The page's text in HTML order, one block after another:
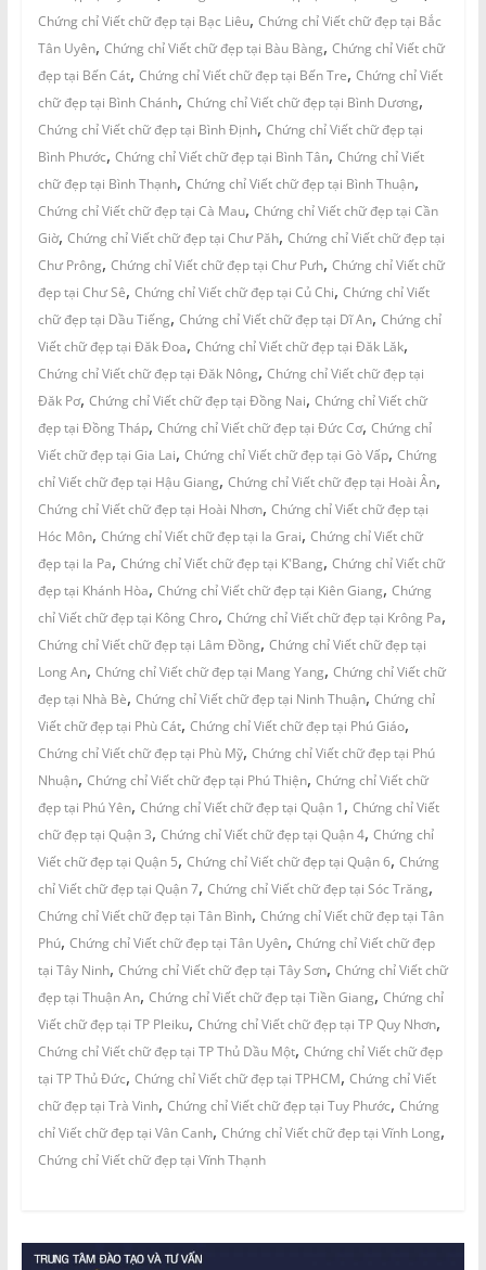
Chứng chỉ Viết chữ đẹp tại Bạc Liêu, Chứng chỉ Viết chữ đẹp tại Bắc
Tân Uyên, Chứng chỉ Viết chữ đẹp tại Bàu Bàng, Chứng chỉ Viết chữ
đẹp tại Bến Cát, Chứng chỉ Viết chữ đẹp tại Bến Tre, Chứng chỉ Viết
chữ đẹp tại Bình Chánh, Chứng chỉ Viết chữ đẹp tại Bình Dương,
Chứng chỉ Viết chữ đẹp tại Bình Định, Chứng chỉ Viết chữ đẹp tại
Bình Phước, Chứng chỉ Viết chữ đẹp tại Bình Tân, Chứng chỉ Viết
chữ đẹp tại Bình Thạnh, Chứng chỉ Viết chữ đẹp tại Bình Thuận,
Chứng chỉ Viết chữ đẹp tại Cà Mau, Chứng chỉ Viết chữ đẹp tại Cần
Giờ, Chứng chỉ Viết chữ đẹp tại Chư Păh, Chứng chỉ Viết chữ đẹp tại
Chư Prông, Chứng chỉ Viết chữ đẹp tại Chư Pưh, Chứng chỉ Viết chữ
đẹp tại Chư Sê, Chứng chỉ Viết chữ đẹp tại Củ Chi, Chứng chỉ Viết
chữ đẹp tại Dầu Tiếng, Chứng chỉ Viết chữ đẹp tại Dĩ An, Chứng chỉ
Viết chữ đẹp tại Đăk Đoa, Chứng chỉ Viết chữ đẹp tại Đăk Lăk,
Chứng chỉ Viết chữ đẹp tại Đăk Nông, Chứng chỉ Viết chữ đẹp tại
Đăk Pơ, Chứng chỉ Viết chữ đẹp tại Đồng Nai, Chứng chỉ Viết chữ
đẹp tại Đồng Tháp, Chứng chỉ Viết chữ đẹp tại Đức Cơ, Chứng chỉ
Viết chữ đẹp tại Gia Lai, Chứng chỉ Viết chữ đẹp tại Gò Vấp, Chứng
chỉ Viết chữ đẹp tại Hậu Giang, Chứng chỉ Viết chữ đẹp tại Hoài Ân,
Chứng chỉ Viết chữ đẹp tại Hoài Nhơn, Chứng chỉ Viết chữ đẹp tại
Hóc Môn, Chứng chỉ Viết chữ đẹp tại Ia Grai, Chứng chỉ Viết chữ
đẹp tại Ia Pa, Chứng chỉ Viết chữ đẹp tại K'Bang, Chứng chỉ Viết chữ
đẹp tại Khánh Hòa, Chứng chỉ Viết chữ đẹp tại Kiên Giang, Chứng
chỉ Viết chữ đẹp tại Kông Chro, Chứng chỉ Viết chữ đẹp tại Krông Pa,
Chứng chỉ Viết chữ đẹp tại Lâm Đồng, Chứng chỉ Viết chữ đẹp tại
Long An, Chứng chỉ Viết chữ đẹp tại Mang Yang, Chứng chỉ Viết chữ
đẹp tại Nhà Bè, Chứng chỉ Viết chữ đẹp tại Ninh Thuận, Chứng chỉ
Viết chữ đẹp tại Phù Cát, Chứng chỉ Viết chữ đẹp tại Phú Giáo,
Chứng chỉ Viết chữ đẹp tại Phù Mỹ, Chứng chỉ Viết chữ đẹp tại Phú
Nhuận, Chứng chỉ Viết chữ đẹp tại Phú Thiện, Chứng chỉ Viết chữ
đẹp tại Phú Yên, Chứng chỉ Viết chữ đẹp tại Quận 1, Chứng chỉ Viết
chữ đẹp tại Quận 3, Chứng chỉ Viết chữ đẹp tại Quận 4, Chứng chỉ
Viết chữ đẹp tại Quận 5, Chứng chỉ Viết chữ đẹp tại Quận 6, Chứng
chỉ Viết chữ đẹp tại Quận 7, Chứng chỉ Viết chữ đẹp tại Sóc Trăng,
Chứng chỉ Viết chữ đẹp tại Tân Bình, Chứng chỉ Viết chữ đẹp tại Tân
Phú, Chứng chỉ Viết chữ đẹp tại Tân Uyên, Chứng chỉ Viết chữ đẹp
tại Tây Ninh, Chứng chỉ Viết chữ đẹp tại Tây Sơn, Chứng chỉ Viết chữ
đẹp tại Thuận An, Chứng chỉ Viết chữ đẹp tại Tiền Giang, Chứng chỉ
Viết chữ đẹp tại TP Pleiku, Chứng chỉ Viết chữ đẹp tại TP Quy Nhơn,
Chứng chỉ Viết chữ đẹp tại TP Thủ Dầu Một, Chứng chỉ Viết chữ đẹp
tại TP Thủ Đức, Chứng chỉ Viết chữ đẹp tại TPHCM, Chứng chỉ Viết
chữ đẹp tại Trà Vinh, Chứng chỉ Viết chữ đẹp tại Tuy Phước, Chứng
chỉ Viết chữ đẹp tại Vân Canh, Chứng chỉ Viết chữ đẹp tại Vĩnh Long,
Chứng chỉ Viết chữ đẹp tại Vĩnh Thạnh